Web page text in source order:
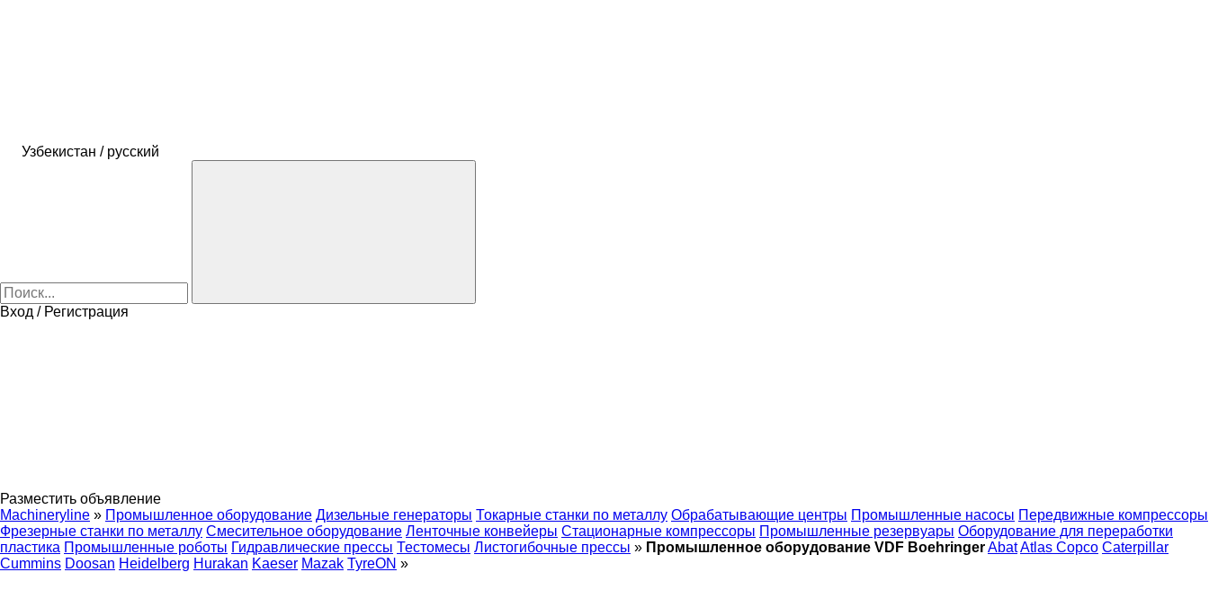
Узбекистан / русский
Вход / Регистрация
Разместить объявление
Machineryline » Промышленное оборудование Дизельные генераторы Токарные станки по металлу Обрабатывающие центры Промышленные насосы Передвижные компрессоры
Фрезерные станки по металлу Смесительное оборудование Ленточные конвейеры Стационарные компрессоры Промышленные резервуары Оборудование для переработки
пластика Промышленные роботы Гидравлические прессы Тестомесы Листогибочные прессы » Промышленное оборудование VDF BoehringerAbatAtlas Copco Caterpillar
Cummins Doosan Heidelberg Hurakan Kaeser Mazak TyreON »